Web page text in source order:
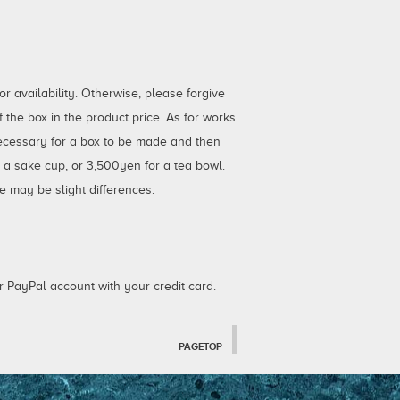
availability. Otherwise, please forgive
box in the product price. As for works
for a box to be made and then
sake cup, or 3,500yen for a tea bowl.
may be slight differences.
account with your credit card.
PAGETOP